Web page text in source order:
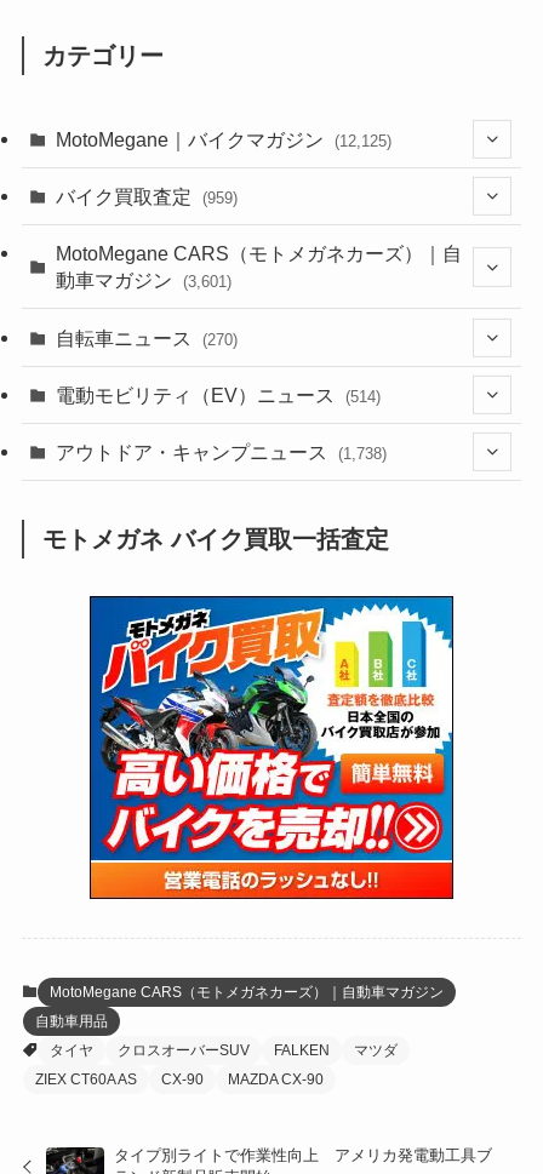
カテゴリー
MotoMegane｜バイクマガジン (12,125)
(44)
(637)
(118)
(60)
(31)
(51)
(34)
(5)
(12)
(63)
(109)
(252)
(38)
(24)
(25)
(24)
(47)
(15)
(5)
(249)
(64)
(62)
(4)
(6)
(17)
(5)
(32)
(306)
(6,953)
(2,473)
(249)
(1,226)
(12)
(131)
(38)
(131)
(167)
(85)
(21)
(61)
(171)
(98)
(13)
(60)
(274)
(171)
(38)
(47)
(59)
(36)
(66)
(16)
(141)
(254)
(204)
(1,139)
(166)
(23)
(33)
(34)
(35)
(41)
(415)
(16)
バイク買取査定 (959)
(352)
MotoMegane CARS（モトメガネカーズ）｜自
動車マガジン
(3,601)
(185)
(137)
(72)
(2,742)
(126)
(170)
自転車ニュース (270)
(54)
(211)
電動モビリティ（EV）ニュース (514)
(132)
(171)
(118)
(27)
アウトドア・キャンプニュース (1,738)
(1,605)
(147)
(13)
(19)
(12)
(16)
(8)
モトメガネ バイク買取一括査定
MotoMegane CARS（モトメガネカーズ）｜自動車マガジン
自動車用品
タイヤ
クロスオーバーSUV FALKEN
マツダ
ZIEX CT60A AS
CX-90 MAZDA CX-90
タイプ別ライトで作業性向上 アメリカ発電動工具ブ